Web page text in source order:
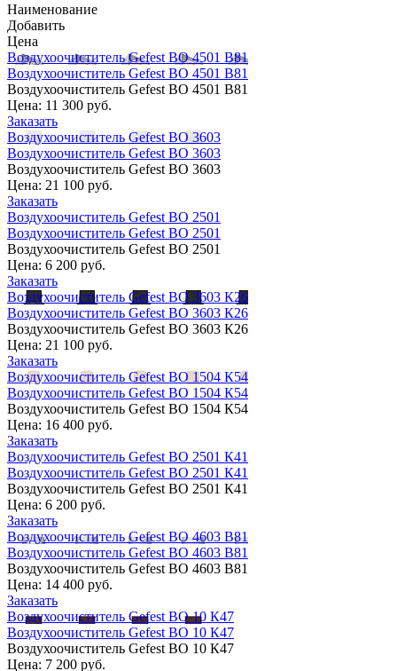
Наименование
Добавить
Цена
Воздухоочиститель Gefest ВО 4501 В81
Воздухоочиститель Gefest ВО 4501 В81
Воздухоочиститель Gefest ВО 4501 В81
Цена: 11 300 руб.
Заказать
Воздухоочиститель Gefest ВО 3603
Воздухоочиститель Gefest ВО 3603
Воздухоочиститель Gefest ВО 3603
Цена: 21 100 руб.
Заказать
Воздухоочиститель Gefest ВО 2501
Воздухоочиститель Gefest ВО 2501
Воздухоочиститель Gefest ВО 2501
Цена: 6 200 руб.
Заказать
Воздухоочиститель Gefest ВО 3603 К26
Воздухоочиститель Gefest ВО 3603 К26
Воздухоочиститель Gefest ВО 3603 К26
Цена: 21 100 руб.
Заказать
Воздухоочиститель Gefest ВО 1504 К54
Воздухоочиститель Gefest ВО 1504 К54
Воздухоочиститель Gefest ВО 1504 К54
Цена: 16 400 руб.
Заказать
Воздухоочиститель Gefest ВО 2501 К41
Воздухоочиститель Gefest ВО 2501 К41
Воздухоочиститель Gefest ВО 2501 К41
Цена: 6 200 руб.
Заказать
Воздухоочиститель Gefest ВО 4603 B81
Воздухоочиститель Gefest ВО 4603 B81
Воздухоочиститель Gefest ВО 4603 B81
Цена: 14 400 руб.
Заказать
Воздухоочиститель Gefest ВО 10 К47
Воздухоочиститель Gefest ВО 10 К47
Воздухоочиститель Gefest ВО 10 К47
Цена: 7 200 руб.